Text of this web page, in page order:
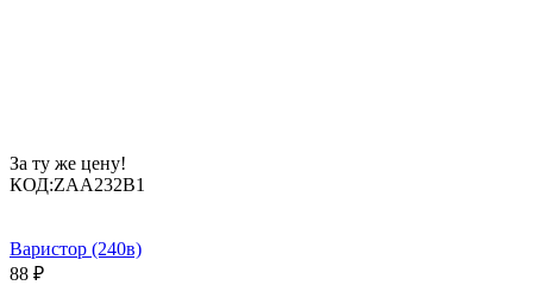
За ту же цену!
КОД:ZAA232B1
Варистор (240в)
88 ₽